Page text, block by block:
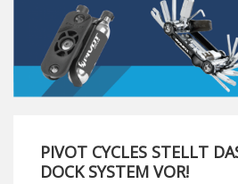
PIVOT CYCLES STELLT
DOCK SYSTEM VOR!